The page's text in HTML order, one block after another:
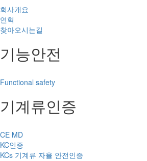
회사개요
연혁
찾아오시는길
기능안전
Functional safety
기계류인증
CE MD
KC인증
KCs 기계류 자율 안전인증